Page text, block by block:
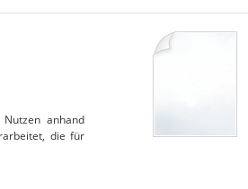
anhand
die für